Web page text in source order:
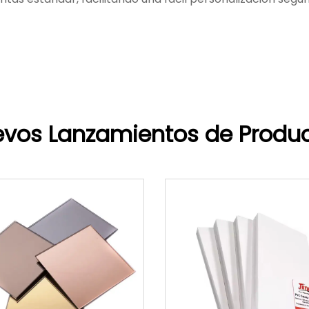
Lanzamientos de